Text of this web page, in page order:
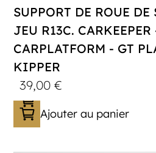
SUPPORT DE ROUE
JEU R13C.
CARPLATFORM - GT
KIPPER
39,00€
Ajouter au panier